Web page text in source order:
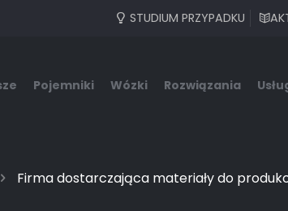
STUDIUM PRZYPADKU
Pojemniki Wózki Rozwiązania
Firma dostarczająca materiały do